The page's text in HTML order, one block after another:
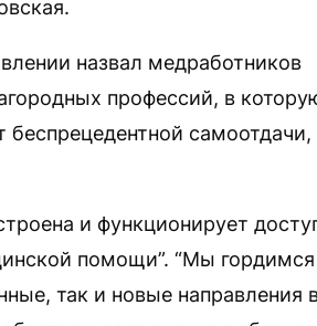
назвал медработников
профессий, в
самоотдачи,
и функционирует
помощи”. “Мы гордимся
так и новые направления